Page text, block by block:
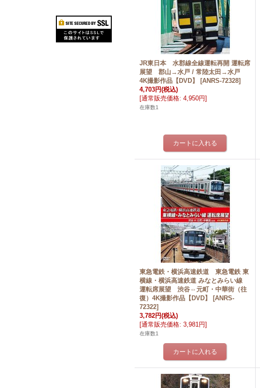
JR東日本 水郡線全線運転再開 運転席
展望 郡山→水戸 / 常陸太田→水戸
4K撮影作品【DVD】
[ANRS-72328]
4,703円(税込)
[通常販売価格: 4,950円]
在庫数1
東急電鉄・横浜高速鉄道 東急電鉄 東
横線・横浜高速鉄道 みなとみらい線
運転席展望 渋谷⇔元町・中華街（往
復）4K撮影作品【DVD】
[ANRS-
72322]
3,782円(税込)
[通常販売価格: 3,981円]
在庫数1